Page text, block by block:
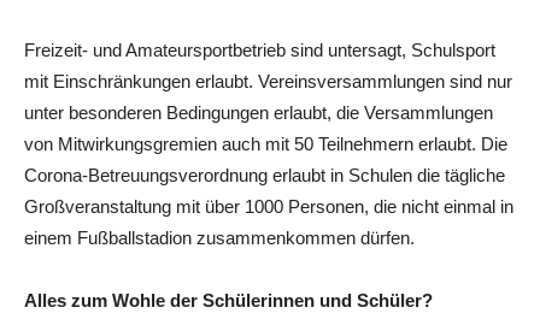
Freizeit- und Amateursportbetrieb sind untersagt, Schulsport
mit Einschränkungen erlaubt. Vereinsversammlungen sind nur
unter besonderen Bedingungen erlaubt, die Versammlungen
von Mitwirkungsgremien auch mit 50 Teilnehmern erlaubt. Die
Corona-Betreuungsverordnung erlaubt in Schulen die tägliche
Großveranstaltung mit über 1000 Personen, die nicht einmal in
einem Fußballstadion zusammenkommen dürfen.
Alles zum Wohle der Schülerinnen und Schüler?